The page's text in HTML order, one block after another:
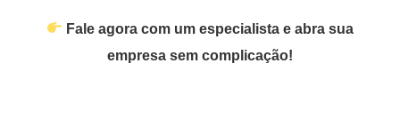
Fale agora com um especialista e abra sua
empresa sem complicação!